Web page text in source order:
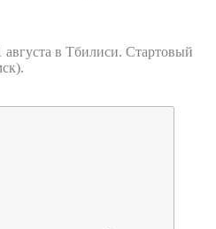
августа в Тбилиси. Стартовый